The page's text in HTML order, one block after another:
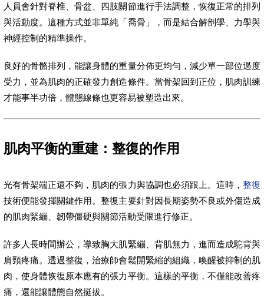
人員會針對脊椎、骨盆、四肢關節進行手法調整，恢復正常的排列
與活動度。這種方式並非單純「喬骨」，而是結合解剖學、力學與
神經控制的精準操作。
良好的骨骼排列，能讓身體的重量分佈更均勻，減少單一部位過度
受力，並為肌肉的正確發力創造條件。當骨架回到正位，肌肉訓練
才能事半功倍，體態線條也更容易被塑造出來。
肌肉平衡的重建：整復的作用
光有骨架端正還不夠，肌肉的張力與協調也必須跟上。這時， 整復
技術便能發揮關鍵作用。整復主要針對因長期姿勢不良或外傷造成
的肌肉緊繃、韌帶僵硬與關節活動受限進行修正。
許多人長時間辦公，導致胸大肌緊繃、背肌無力，進而造成駝背與
肩頸疼痛。透過整復，治療師會鬆開緊縮的組織，喚醒被抑制的肌
肉，使身體恢復原本應有的張力平衡。這樣的平衡，不僅能改善疼
痛，還能讓體態自然挺拔。